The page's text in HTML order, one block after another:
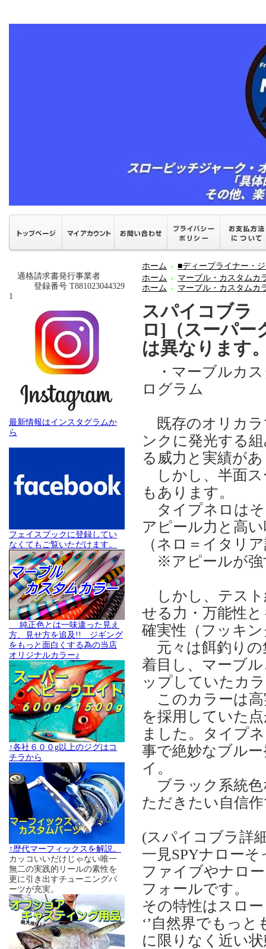
適格請求書発行事業者
登録番号 T881023044329
1
最新情報はインスタグラムか
ら
フェイスブックに登録してい
なくてもご覧いただけます。
純正色とは一味違った見え
方、見せ方を追及!! ジギング
をもっと面白くする為の当店
オリジナルカラー♪
↑各社６００g以上のジグはコ
チラから
↑歴代マーフィックスを解説。
カッコいいだけじゃない唯一
無二の実践的リールの素性を
更に引き出すチューニングパ
ーツが充実。
ホーム ＞ ■ディープライナー・
ホーム
＞
マーブル・カスタムカ
ホーム
＞ マーブル・カスタムカ
スパイコブラ
ロ]（スーパ
は異なります
・マーブルカス
ログラム
既存のオリカラ
ンクに発光する
る威力と実績が
しかし、半面ス
もあります。
タイプネロはそ
アピール力と高
（ネロ＝イタリ
※アピールが強
しかし、テスト
せる力・万能性
確実性（フッキ
元々は餌釣りの
着目し、マーブ
ップしていたカ
このカラーは高
を採用していた
ました。タイプ
事で絶妙なブル
イ。
ブラック系統色
ただきたい自信
(スパイコブラ詳
一見SPYナローそ
ファイブやナロ
フォールです。
その特性はスロ
‘’自然界でもっと
に限りなく近い